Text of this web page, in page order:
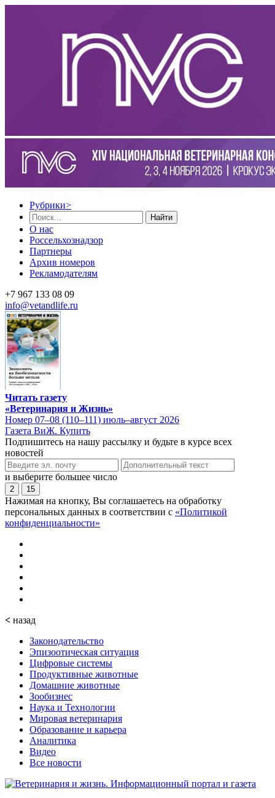
Рубрики>
Найти
О нас
Россельхознадзор
Партнеры
Архив номеров
Рекламодателям
+7 967 133 08 09
info@vetandlife.ru
Читать газету
«Ветеринария и Жизнь»
Номер 07–08 (110–111) июль–август 2026
Газета ВиЖ. Купить
Подпишитесь на нашу рассылку и будьте в курсе всех
новостей
и выберите большее число
2 15
Нажимая на кнопку, Вы соглашаетесь на обработку
персональных данных в соответствии с «Политикой
конфиденциальности»
< назад
Законодательство
Эпизоотическая ситуация
Цифровые системы
Продуктивные животные
Домашние животные
Зообизнес
Наука и Технологии
Мировая ветеринария
Образование и карьера
Аналитика
Видео
Все новости